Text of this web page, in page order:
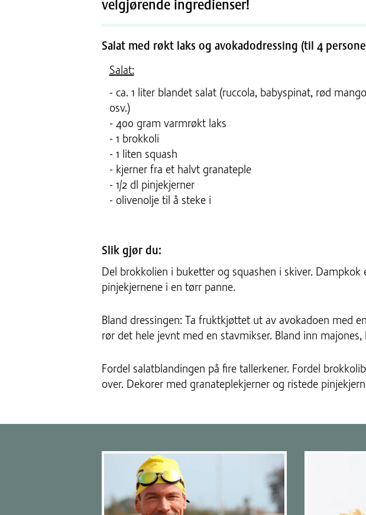
velgjørende ingredienser!
Salat med røkt laks og avokadodressing (til 4
Salat:
- ca. 1 liter blandet salat (ruccola, babyspinat, rød
osv.)
- 400 gram varmrøkt laks
- 1 brokkoli
- 1 liten squash
- kjerner fra et halvt granateple
- 1/2 dl pinjekjerner
- olivenolje til å steke i
Slik gjør du:
Del brokkolien i buketter og squashen i skiver.
pinjekjernene i en tørr panne.
Bland dressingen: Ta fruktkjøttet ut av avokadoen med
rør det hele jevnt med en stavmikser. Bland inn
Fordel salatblandingen på fire tallerkener. Fordel
over. Dekorer med granateplekjerner og ristede